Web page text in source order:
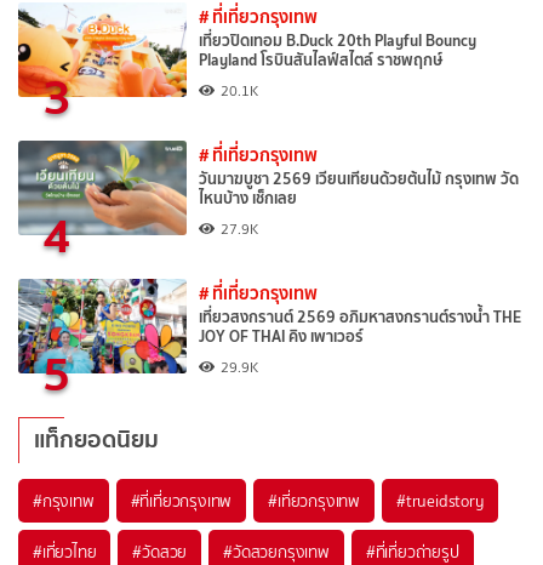
3
# ที่เที่ยวกรุงเทพ
เที่ยวปิดเทอม B.Duck 20th Playful Bouncy
Playland โรบินสันไลฟ์สไตล์ ราชพฤกษ์
20.1K
4
# ที่เที่ยวกรุงเทพ
วันมาฆบูชา 2569 เวียนเทียนด้วยต้นไม้ กรุงเทพ วัด
ไหนบ้าง เช็กเลย
27.9K
5
# ที่เที่ยวกรุงเทพ
เที่ยวสงกรานต์ 2569 อภิมหาสงกรานต์รางน้ำ THE
JOY OF THAI คิง เพาเวอร์
29.9K
แท็กยอดนิยม
#กรุงเทพ #ที่เที่ยวกรุงเทพ #เที่ยวกรุงเทพ #trueidstory
#เที่ยวไทย #วัดสวย #วัดสวยกรุงเทพ #ที่เที่ยวถ่ายรูป